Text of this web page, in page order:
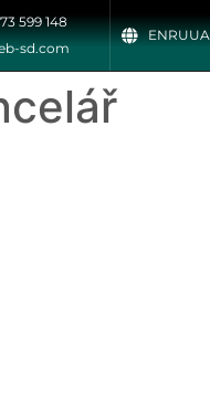
599 148
sd.com
ENRUUA